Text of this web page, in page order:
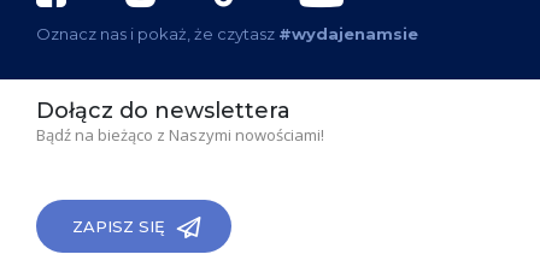
Oznacz nas i pokaż, że czytasz #wydajenamsie
Dołącz do newslettera
Bądź na bieżąco z Naszymi nowościami!
ZAPISZ SIĘ